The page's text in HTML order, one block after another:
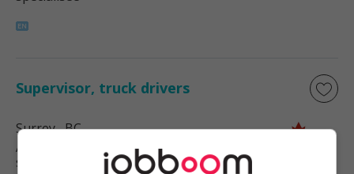
Supervisor, truck drivers
Surrey, BC
Automobile, transport et mécanique
spécialisée